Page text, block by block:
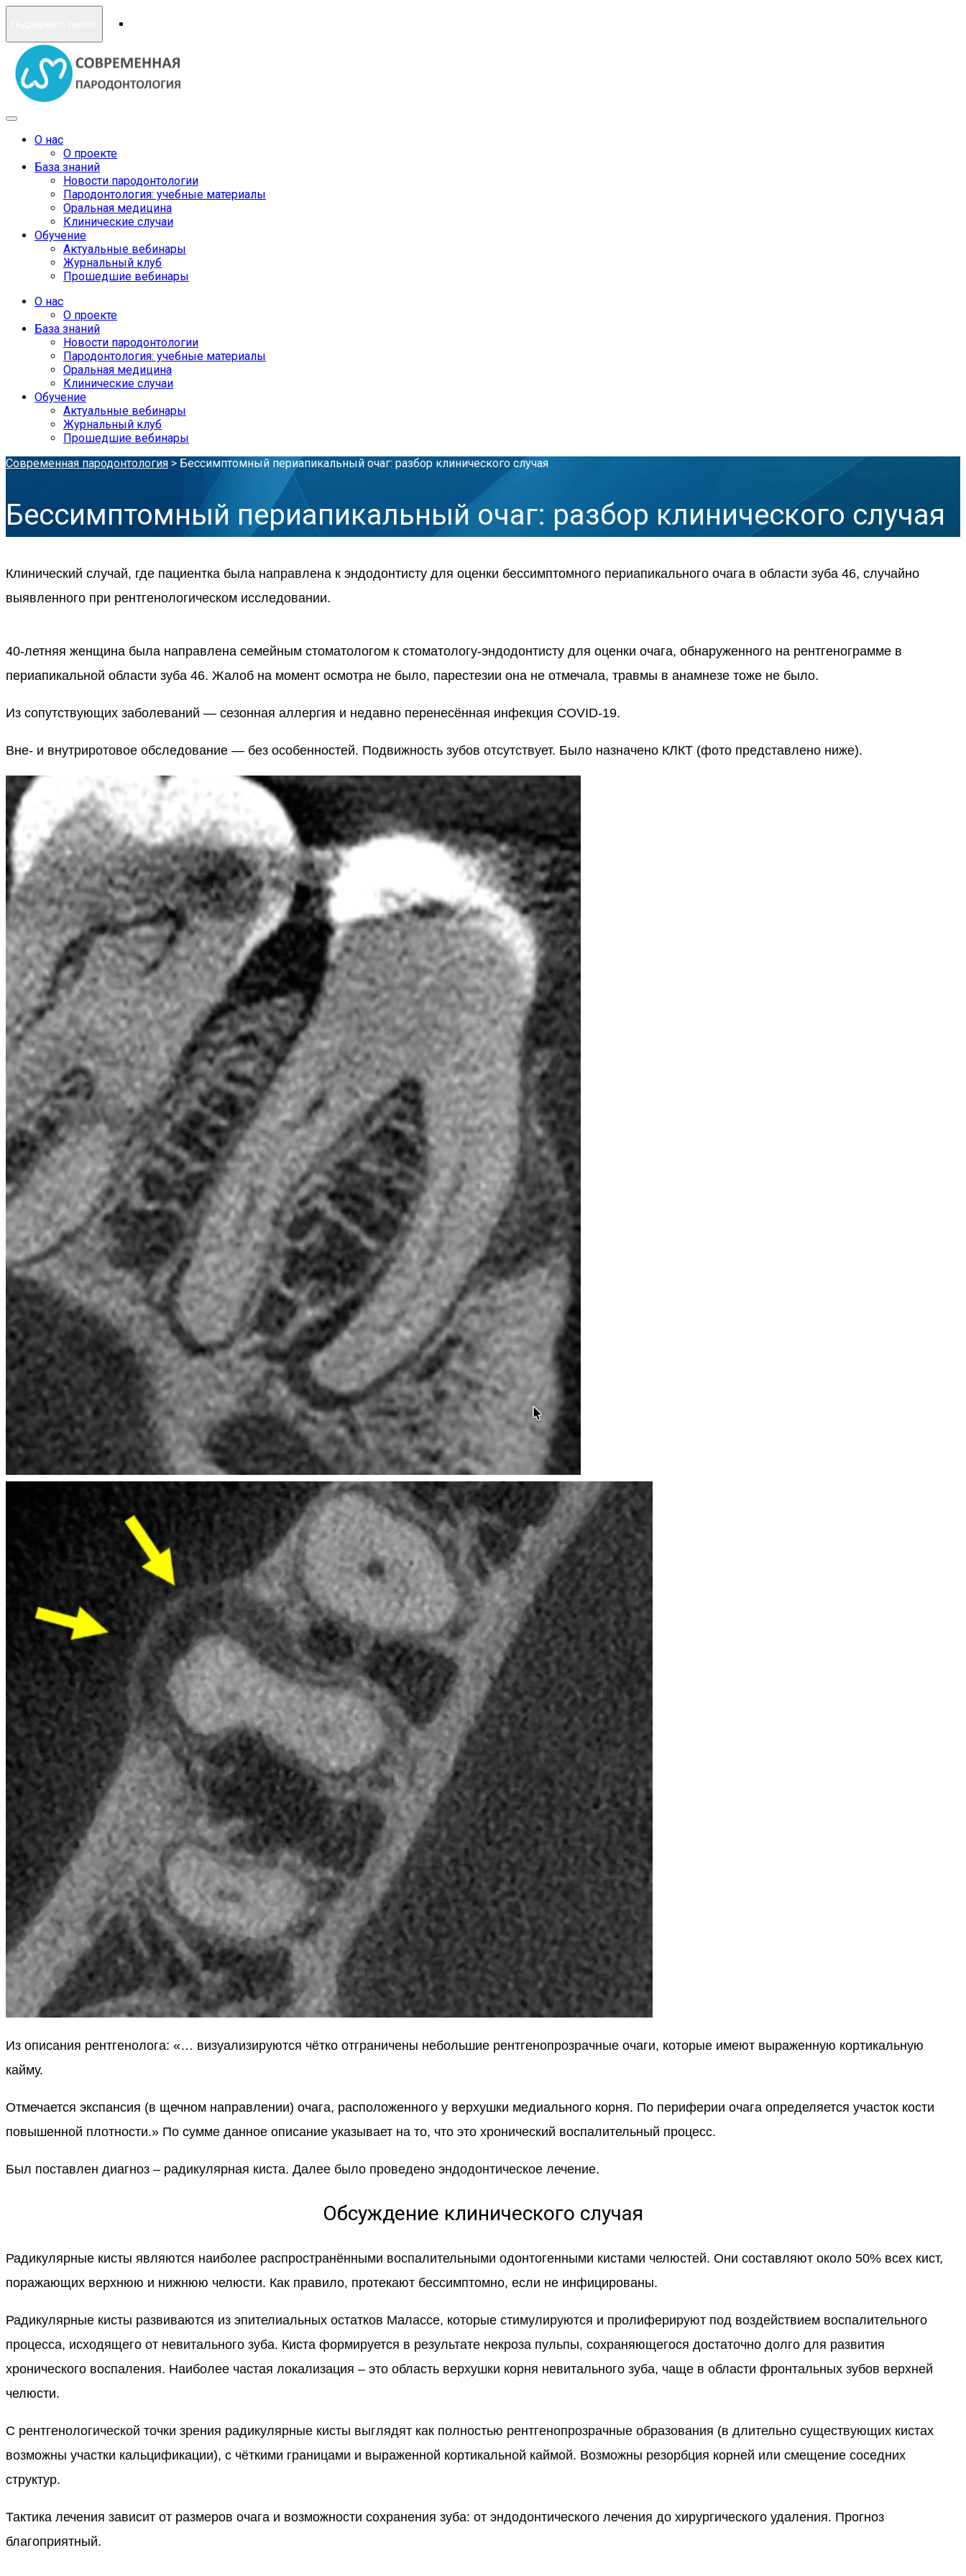
О нас
О проекте
База знаний
Новости пародонтологии
Пародонтология: учебные материалы
Оральная медицина
Клинические случаи
Обучение
Актуальные вебинары
Журнальный клуб
Прошедшие вебинары
О нас
О проекте
База знаний
Новости пародонтологии
Пародонтология: учебные материалы
Оральная медицина
Клинические случаи
Обучение
Актуальные вебинары
Журнальный клуб
Прошедшие вебинары
Современная пародонтология > Бессимптомный периапикальный очаг: разбор клинического случая
Бессимптомный периапикальный очаг: разбор клинического случая
Клинический случай, где пациентка была направлена к эндодонтисту для оценки бессимптомного периапикального очага в области зуба 46, случайно
выявленного при рентгенологическом исследовании.
40-летняя женщина была направлена семейным стоматологом к стоматологу-эндодонтисту для оценки очага, обнаруженного на рентгенограмме в
периапикальной области зуба 46. Жалоб на момент осмотра не было, парестезии она не отмечала, травмы в анамнезе тоже не было.
Из сопутствующих заболеваний — сезонная аллергия и недавно перенесённая инфекция COVID-19.
Вне- и внутриротовое обследование — без особенностей. Подвижность зубов отсутствует. Было назначено КЛКТ (фото представлено ниже).
Из описания рентгенолога: «… визуализируются чётко отграничены небольшие рентгенопрозрачные очаги, которые имеют выраженную кортикальную
кайму.
Отмечается экспансия (в щечном направлении) очага, расположенного у верхушки медиального корня. По периферии очага определяется участок кости
повышенной плотности.» По сумме данное описание указывает на то, что это хронический воспалительный процесс.
Был поставлен диагноз – радикулярная киста. Далее было проведено эндодонтическое лечение.
Обсуждение клинического случая
Радикулярные кисты являются наиболее распространёнными воспалительными одонтогенными кистами челюстей. Они составляют около 50% всех кист,
поражающих верхнюю и нижнюю челюсти. Как правило, протекают бессимптомно, если не инфицированы.
Радикулярные кисты развиваются из эпителиальных остатков Малассе, которые стимулируются и пролиферируют под воздействием воспалительного
процесса, исходящего от невитального зуба. Киста формируется в результате некроза пульпы, сохраняющегося достаточно долго для развития
хронического воспаления. Наиболее частая локализация – это область верхушки корня невитального зуба, чаще в области фронтальных зубов верхней
челюсти.
С рентгенологической точки зрения радикулярные кисты выглядят как полностью рентгенопрозрачные образования (в длительно существующих кистах
возможны участки кальцификации), с чёткими границами и выраженной кортикальной каймой. Возможны резорбция корней или смещение соседних
структур.
Тактика лечения зависит от размеров очага и возможности сохранения зуба: от эндодонтического лечения до хирургического удаления. Прогноз
благоприятный.